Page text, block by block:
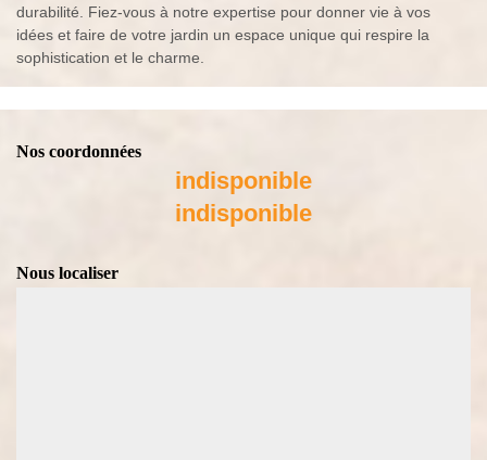
durabilité. Fiez-vous à notre expertise pour donner vie à vos
idées et faire de votre jardin un espace unique qui respire la
sophistication et le charme.
Nos coordonnées
indisponible
indisponible
Nous localiser